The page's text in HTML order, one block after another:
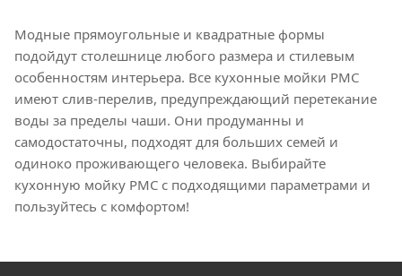
Модные прямоугольные и квадратные формы
подойдут столешнице любого размера и стилевым
особенностям интерьера. Все кухонные мойки РМС
имеют слив-перелив, предупреждающий перетекание
воды за пределы чаши. Они продуманны и
самодостаточны, подходят для больших семей и
одиноко проживающего человека. Выбирайте
кухонную мойку РМС с подходящими параметрами и
пользуйтесь с комфортом!